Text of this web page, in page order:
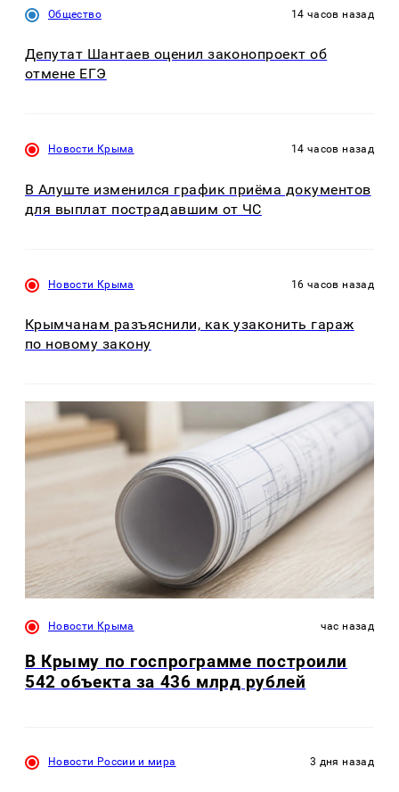
Общество 14 часов назад
Депутат Шантаев оценил законопроект об
отмене ЕГЭ
Новости Крыма 14 часов назад
В Алуште изменился график приёма документов
для выплат пострадавшим от ЧС
Новости Крыма 16 часов назад
Крымчанам разъяснили, как узаконить гараж
по новому закону
Новости Крыма час назад
В Крыму по госпрограмме построили
542 объекта за 436 млрд рублей
Новости России и мира 3 дня назад